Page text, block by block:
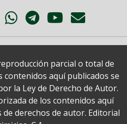
parcial o total de
aquí publicados se
la Ley de Derecho de Autor.
de los contenidos aquí
de derechos de autor. Editorial